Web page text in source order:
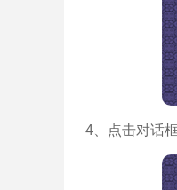
4、点击对话